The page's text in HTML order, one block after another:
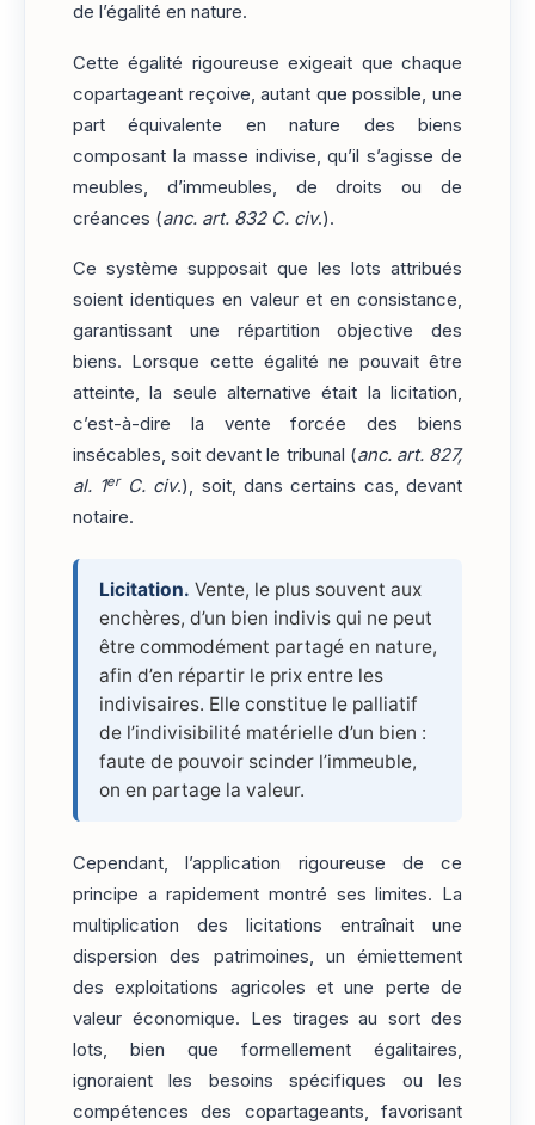
de l’égalité en nature.
Cette égalité rigoureuse exigeait que chaque
copartageant reçoive, autant que possible, une
part équivalente en nature des biens
composant la masse indivise, qu’il s’agisse de
meubles, d’immeubles, de droits ou de
créances (anc. art. 832 C. civ.).
Ce système supposait que les lots attribués
soient identiques en valeur et en consistance,
garantissant une répartition objective des
biens. Lorsque cette égalité ne pouvait être
atteinte, la seule alternative était la licitation,
c’est-à-dire la vente forcée des biens
insécables, soit devant le tribunal (anc. art. 827,
al. 1erC. civ.), soit, dans certains cas, devant
notaire.
Licitation. Vente, le plus souvent aux
enchères, d’un bien indivis qui ne peut
être commodément partagé en nature,
afin d’en répartir le prix entre les
indivisaires. Elle constitue le palliatif
de l’indivisibilité matérielle d’un bien :
faute de pouvoir scinder l’immeuble,
on en partage la valeur.
Cependant, l’application rigoureuse de ce
principe a rapidement montré ses limites. La
multiplication des licitations entraînait une
dispersion des patrimoines, un émiettement
des exploitations agricoles et une perte de
valeur économique. Les tirages au sort des
lots, bien que formellement égalitaires,
ignoraient les besoins spécifiques ou les
compétences des copartageants, favorisant